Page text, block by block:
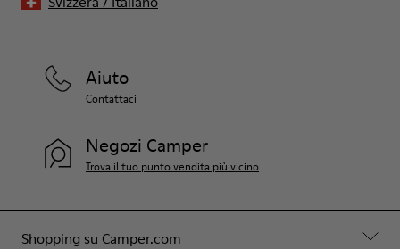
Shopping su Camper.com
Aiuto
Contattaci
Negozi Camper
Trova il tuo punto vendita più vicino